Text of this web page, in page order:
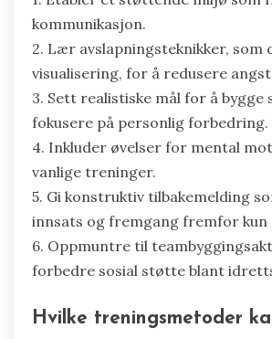
kommunikasjon.
2. Lær avslapningsteknikker, som
visualisering, for å redusere
3. Sett realistiske mål for å bygge
fokusere på personlig forbedring.
4. Inkluder øvelser for mental
vanlige treninger.
5. Gi konstruktiv tilbakemelding
innsats og fremgang fremfor kun
6. Oppmuntre til
forbedre sosial støtte blant
Hvilke treningsmetoder